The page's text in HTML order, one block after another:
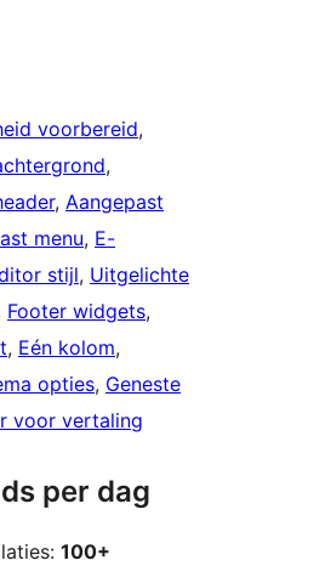
voorbereid
, Aangepast
menu, E-
stijl, Uitgelichte
Footer widgets
, Eén kolom
opties, Geneste
voor vertaling
per dag
100+